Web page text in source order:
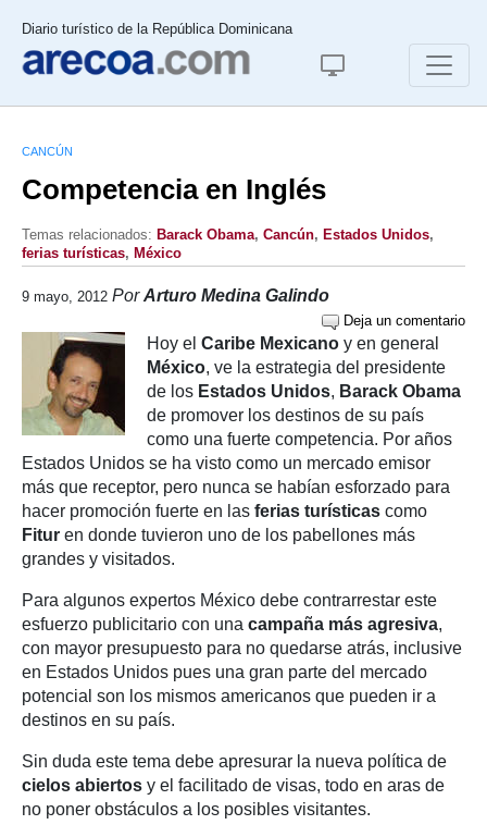
Diario turístico de la República Dominicana
CANCÚN
Competencia en Inglés
Temas relacionados: Barack Obama, Cancún, Estados Unidos,
ferias turísticas, México
9 mayo, 2012 PorArturo Medina Galindo
Deja un comentario
Hoy el Caribe Mexicano y en general
México, ve la estrategia del presidente
de los Estados Unidos, Barack Obama
de promover los destinos de su país
como una fuerte competencia. Por años
Estados Unidos se ha visto como un mercado emisor
más que receptor, pero nunca se habían esforzado para
hacer promoción fuerte en las ferias turísticas como
Fitur en donde tuvieron uno de los pabellones más
grandes y visitados.
Para algunos expertos México debe contrarrestar este
esfuerzo publicitario con una campaña más agresiva,
con mayor presupuesto para no quedarse atrás, inclusive
en Estados Unidos pues una gran parte del mercado
potencial son los mismos americanos que pueden ir a
destinos en su país.
Sin duda este tema debe apresurar la nueva política de
cielos abiertos y el facilitado de visas, todo en aras de
no poner obstáculos a los posibles visitantes.